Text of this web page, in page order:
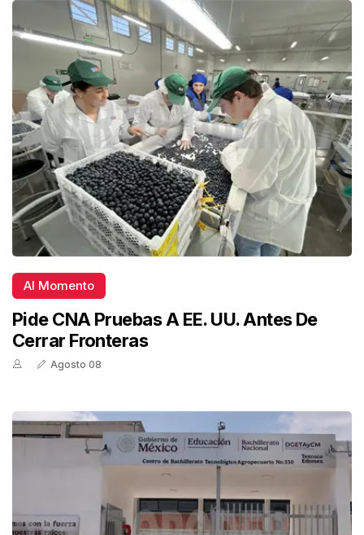
Al Momento
Pide CNA Pruebas A EE. UU. Antes De
Cerrar Fronteras
Agosto 08